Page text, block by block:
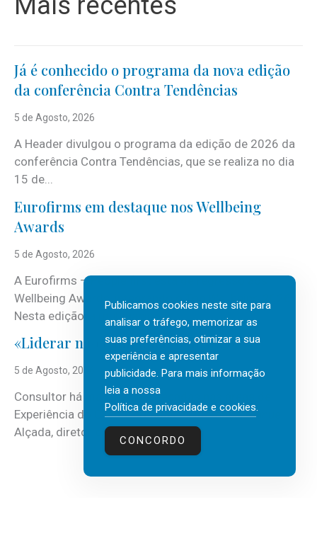
Já é conhecido o programa da nova edição
da conferência Contra Tendências
5 de Agosto, 2026
A Header divulgou o programa da edição de 2026 da
conferência Contra Tendências, que se realiza no dia
15 de...
Eurofirms em destaque nos Wellbeing
Awards
5 de Agosto, 2026
A Eurofirms – People first está de regresso aos
Wellbeing Awards, integrando o Top Wellbeing 2026.
Nesta edição, a multinacional...
«Liderar não é um talento místico.»
5 de Agosto, 2026
Consultor há mais de três décadas nas áreas de
Experiência do Cliente, Vendas e Liderança, Manuel
Alçada, diretor executivo da...
Publicamos cookies neste site para
analisar o tráfego, memorizar as
suas preferências, otimizar a sua
experiência e apresentar
publicidade. Para mais informação
leia a nossa
Política de privacidade e cookies.
CONCORDO